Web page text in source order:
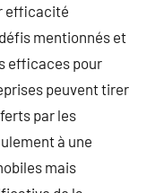
efficacité
mentionnés et
efficaces pour
peuvent tirer
par les
à une
mais